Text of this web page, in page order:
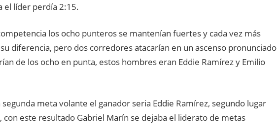
el líder perdía 2:15.
los ocho punteros se mantenían fuertes y cada vez más
diferencia, pero dos corredores atacarían en un ascenso pronunciado
de los ocho en punta, estos hombres eran Eddie Ramírez y Emilio
segunda meta volante el ganador seria Eddie Ramírez, segundo lugar
con este resultado Gabriel Marín se dejaba el liderato de metas